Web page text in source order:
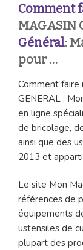
Comment
MAGASIN
Général:
pour …
Comment faire
GENERAL :
en ligne
de bricolage,
ainsi que des
2013 et
Le site Mon
références de
équipements
ustensiles de
plupart des